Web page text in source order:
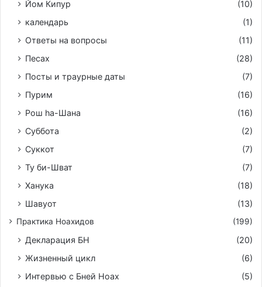
Йом Кипур
(10)
календарь
(1)
Ответы на вопросы
(11)
Песах
(28)
Посты и траурные даты
(7)
Пурим
(16)
Рош hа-Шана
(16)
Суббота
(2)
Суккот
(7)
Ту би-Шват
(7)
Ханука
(18)
Шавуот
(13)
Практика Ноахидов (199)
Декларация БН
(20)
Жизненный цикл
(6)
Интервью с Бней Ноах
(5)